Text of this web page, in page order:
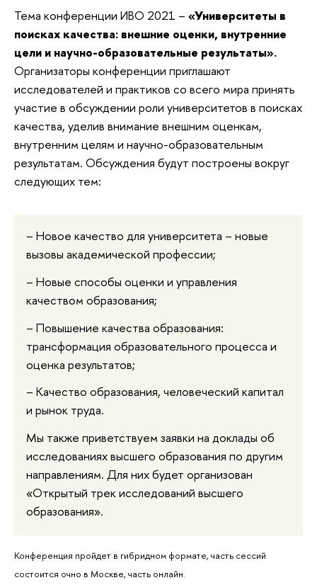
Тема конференции ИВО 2021 – «Университеты в
поисках качества: внешние оценки, внутренние
Организаторы конференции приглашают
исследователей и практиков со всего мира принять
участие в обсуждении роли университетов в поисках
качества, уделив внимание внешним оценкам,
внутренним целям и научно-образовательным
результатам. Обсуждения будут построены вокруг
следующих тем:
– Новое качество для университета – новые
вызовы академической профессии;
– Новые способы оценки и управления
качеством образования;
– Повышение качества образования:
трансформация образовательного процесса и
оценка результатов;
– Качество образования, человеческий капитал
и рынок труда.
Мы также приветствуем заявки на доклады об
исследованиях высшего образования по другим
направлениям. Для них будет организован
«Открытый трек исследований высшего
образования».
Конференция пройдет в гибридном формате, часть сессий
состоится очно в Москве, часть онлайн.